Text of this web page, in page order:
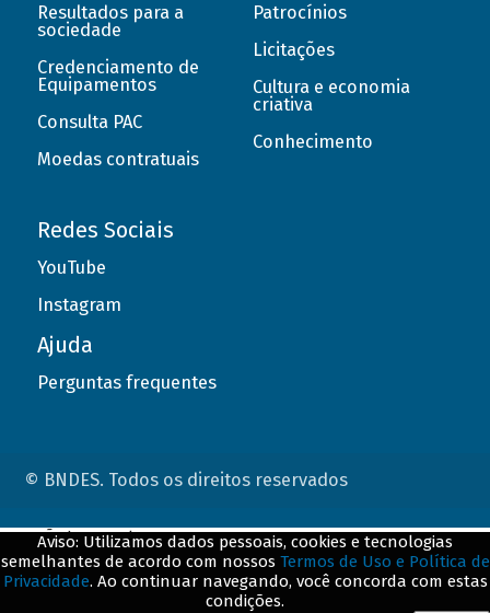
Resultados para a
sociedade
Credenciamento de
Equipamentos
Consulta PAC
Moedas contratuais
Patrocínios
Licitações
Cultura e economia
criativa
Conhecimento
Redes Sociais
YouTube
Instagram
Ajuda
Perguntas frequentes
© BNDES. Todos os direitos reservados
Aviso: Utilizamos dados pessoais, cookies e tecnologias
semelhantes de acordo com nossos Termos de Uso e Política de
Privacidade. Ao continuar navegando, você concorda com estas
condições.
ConteÃºdo complementar
${title}${badge}